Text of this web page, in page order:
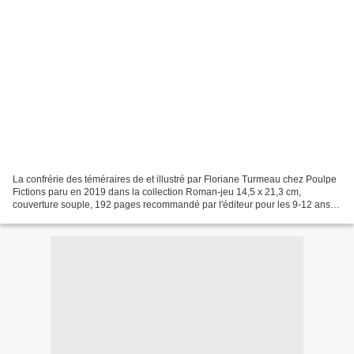
La confrérie des téméraires de et illustré par Floriane Turmeau chez Poulpe
Fictions paru en 2019 dans la collection Roman-jeu 14,5 x 21,3 cm,
couverture souple, 192 pages recommandé par l'éditeur pour les 9-12 ans